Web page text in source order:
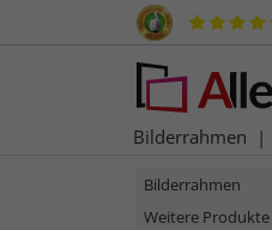
Bilderrahmen
Bilderrahmen
Weitere Produkte